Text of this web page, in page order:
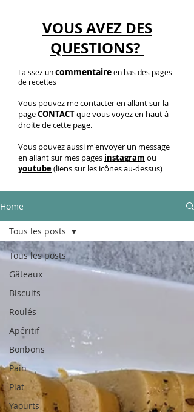
VOUS AVEZ DES
QUESTIONS?
Laissez uncommentaireen bas des pages
de recettes
Vous pouvez me contacter en allant sur la
pageCONTACTque vous voyez en haut à
droite de cette page.
Vous pouvez aussi m'envoyer un message
en allant sur mes pages instagram ou
youtube(liens sur les icônes au-dessus)
Home
Tous les posts
Gâteaux
Biscuits
Roulés
Apéritif
Bonbons
Pain
Plat
Yaourts
Tous les posts